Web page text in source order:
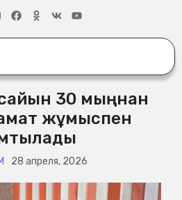
сайын 30 мыңнан
жұмыспен
28 апреля, 2026